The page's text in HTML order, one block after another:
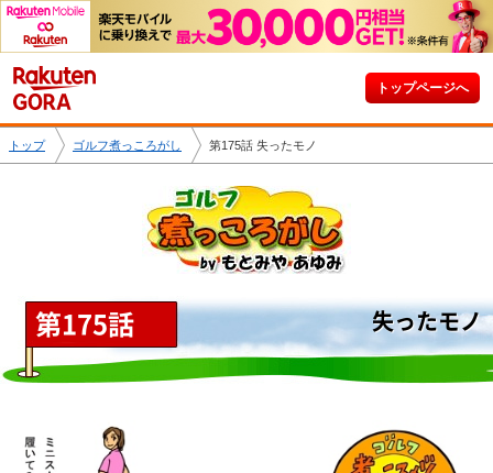
トップページへ
トップ ゴルフ煮っころがし 第175話 失ったモノ
第175話 失ったモノ